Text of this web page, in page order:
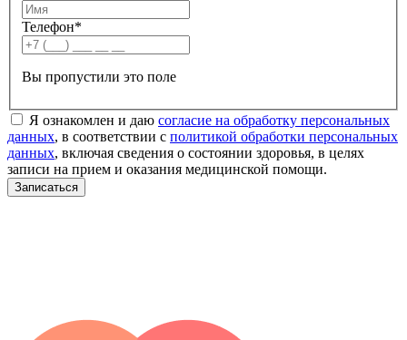
Телефон*
Вы пропустили это поле
Я ознакомлен и даю согласие на обработку персональных
данных, в соответствии с политикой обработки персональных
данных, включая сведения о состоянии здоровья, в целях
записи на прием и оказания медицинской помощи.
Записаться